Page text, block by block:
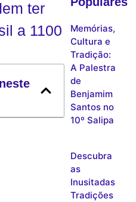
ter
a 1100
Memórias,
Cultura e
Tradição:
A Palestra
de
Benjamim
Santos no
10º Salipa
Descubra
as
Inusitadas
Tradições